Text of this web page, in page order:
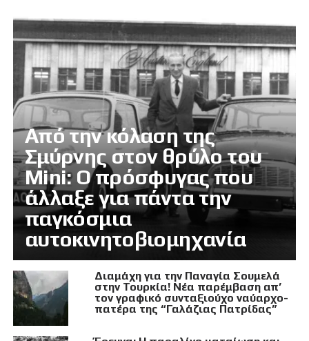
Από την κόλαση της
Σμύρνης στον θρύλο του
Mini: Ο πρόσφυγας που
άλλαξε για πάντα την
παγκόσμια
αυτοκινητοβιομηχανία
Διαμάχη για την Παναγία Σουμελά
στην Τουρκία! Νέα παρέμβαση απ’
τον γραφικό συνταξιούχο ναύαρχο-
πατέρα της “Γαλάζιας Πατρίδας”